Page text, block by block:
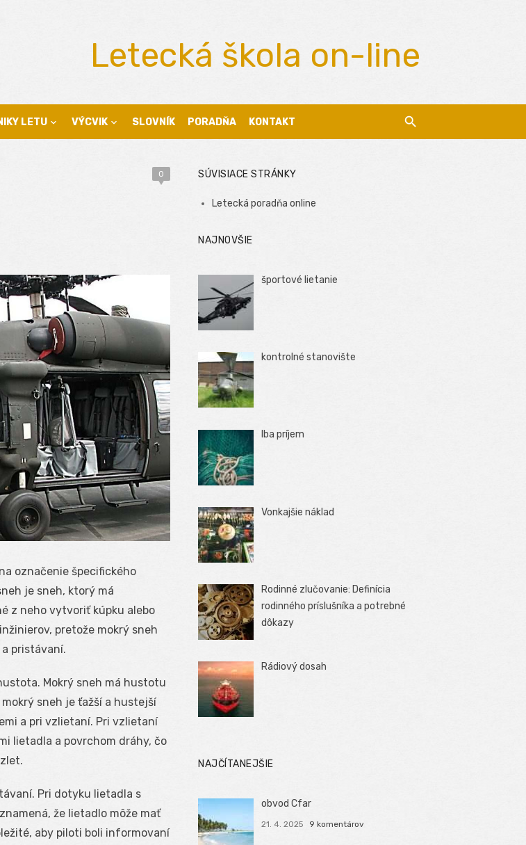
Letecká škola on-line
LETU VÝCVIK SLOVNÍK PORADŇA KONTAKT
0
označenie špecifického
je sneh, ktorý má
z neho vytvoriť kúpku alebo
pretože mokrý sneh
pristávaní.
Mokrý sneh má hustotu
sneh je ťažší a hustejší
a pri vzlietaní. Pri vzlietaní
lietadla a povrchom dráhy, čo
Pri dotyku lietadla s
že lietadlo môže mať
aby piloti boli informovaní
SÚVISIACE STRÁNKY
Letecká poradňa online
NAJNOVŠIE
športové lietanie
kontrolné stanovište
Iba príjem
Vonkajšie náklad
Rodinné zlučovanie: Definícia
rodinného príslušníka a potrebné
dôkazy
Rádiový dosah
NAJČÍTANEJŠIE
obvod Cfar
21. 4. 2025 9 komentárov